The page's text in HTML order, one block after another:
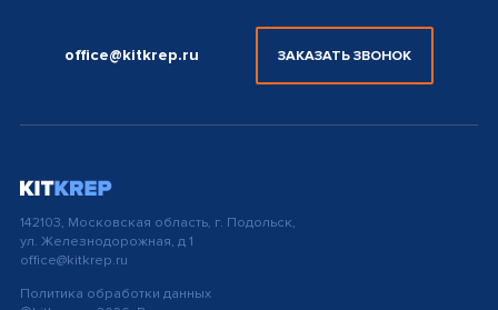
office@kitkrep.ru ЗАКАЗАТЬ ЗВОНОК
142103, Московская область, г. Подольск,
ул. Железнодорожная, д 1
office@kitkrep.ru
Политика обработки данных